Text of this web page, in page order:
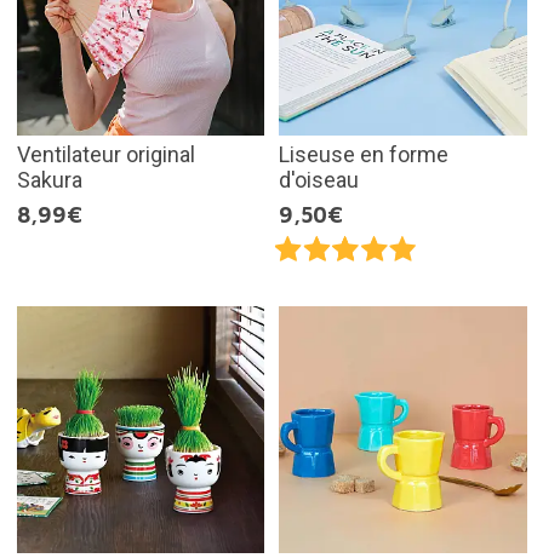
Ventilateur original
Sakura
8,99€
Liseuse en forme
d'oiseau
9,50€